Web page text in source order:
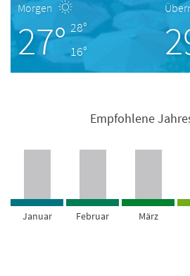
Morgen
27° 28°
16°
Empfohlene
Januar Februar März